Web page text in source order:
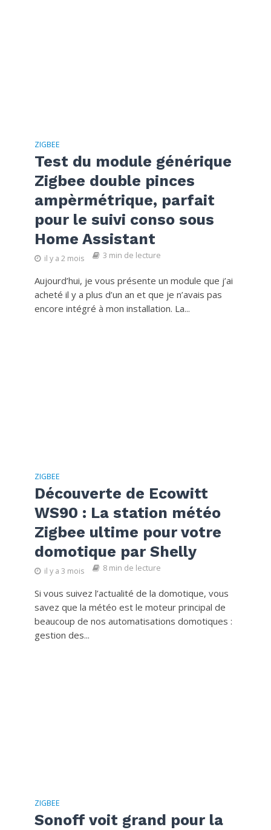
ZIGBEE
Test du module générique
Zigbee double pinces
ampèrmétrique, parfait
pour le suivi conso sous
Home Assistant
il y a 2 mois 3 min de lecture
Aujourd’hui, je vous présente un module que j’ai
acheté il y a plus d’un an et que je n’avais pas
encore intégré à mon installation. La...
ZIGBEE
Découverte de Ecowitt
WS90 : La station météo
Zigbee ultime pour votre
domotique par Shelly
il y a 3 mois 8 min de lecture
Si vous suivez l’actualité de la domotique, vous
savez que la météo est le moteur principal de
beaucoup de nos automatisations domotiques :
gestion des...
ZIGBEE
Sonoff voit grand pour la